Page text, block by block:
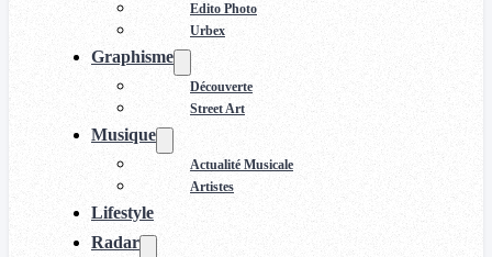
Edito Photo
Urbex
Graphisme
Découverte
Street Art
Musique
Actualité Musicale
Artistes
Lifestyle
Radar